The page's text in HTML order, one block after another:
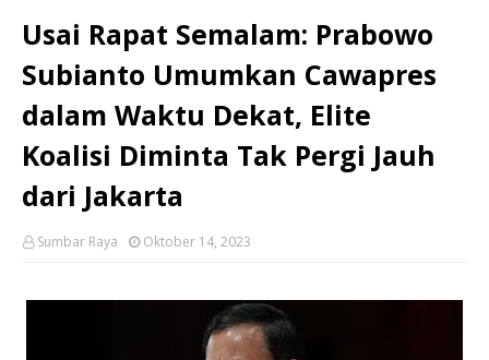
Usai Rapat Semalam: Prabowo
Subianto Umumkan Cawapres
dalam Waktu Dekat, Elite
Koalisi Diminta Tak Pergi Jauh
dari Jakarta
Sumbar Raya Oktober 14, 2023